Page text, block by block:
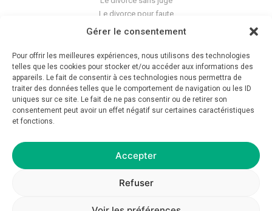
Gérer le consentement
Pour offrir les meilleures expériences, nous utilisons des technologies
telles que les cookies pour stocker et/ou accéder aux informations des
appareils. Le fait de consentir à ces technologies nous permettra de
traiter des données telles que le comportement de navigation ou les ID
uniques sur ce site. Le fait de ne pas consentir ou de retirer son
consentement peut avoir un effet négatif sur certaines caractéristiques
et fonctions.
Accepter
Refuser
Le divorce pour faute
Le divorce accepté
La séparation de corps
Les violences conjugales
Le blog du cabinet
Glossaire
Déontologie
Politique de confidentialité